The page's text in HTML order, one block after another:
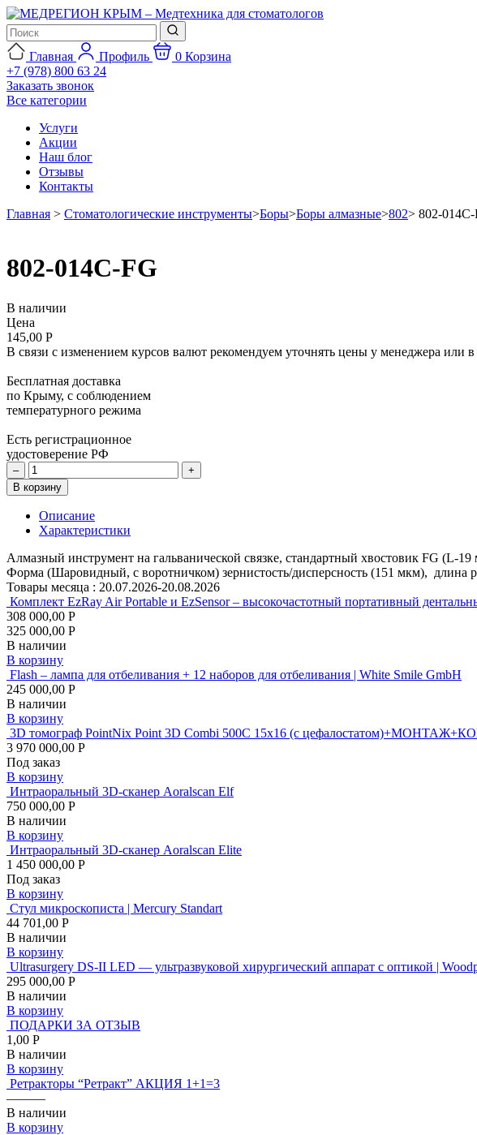
Главная Профиль 0 Корзина
+7 (978) 800 63 24
Заказать звонок
Все категории
Услуги
Акции
Наш блог
Отзывы
Контакты
Главная > Стоматологические инструменты>Боры>Боры алмазные>802> 802-014C-
802-014C-FG
В наличии
Цена
145,00 Р
В связи с изменением курсов валют рекомендуем уточнять цены у менеджера или в
Бесплатная доставка
по Крыму, с соблюдением
температурного режима
Есть регистрационное
удостоверение РФ
–
+
В корзину
Описание
Характеристики
Алмазный инструмент на гальванической связке, стандартный хвостовик FG (L-
Форма (Шаровидный, с воротничком) зернистость/дисперсность (151 мкм),
Товары месяца : 20.07.2026-20.08.2026
Комплект EzRay Air Portable и EzSensor – высокочастотный портативный
308 000,00 Р
325 000,00 Р
В наличии
В корзину
Flash – лампа для отбеливания + 12 наборов для отбеливания | White Smile GmbH
245 000,00 Р
В наличии
В корзину
3D томограф PointNix Point 3D Combi 500C 15х16 (с
3 970 000,00 Р
Под заказ
В корзину
Интраоральный 3D-сканер Aoralscan Elf
750 000,00 Р
В наличии
В корзину
Интраоральный 3D-сканер Aoralscan Elite
1 450 000,00 Р
Под заказ
В корзину
Стул микроскописта | Mercury Standart
44 701,00 Р
В наличии
В корзину
Ultrasurgery DS-II LED — ультразвуковой хирургический аппарат с оптикой |
295 000,00 Р
В наличии
В корзину
ПОДАРКИ ЗА ОТЗЫВ
1,00 Р
В наличии
В корзину
Ретракторы “Ретракт” АКЦИЯ 1+1=3
———
В наличии
В корзину